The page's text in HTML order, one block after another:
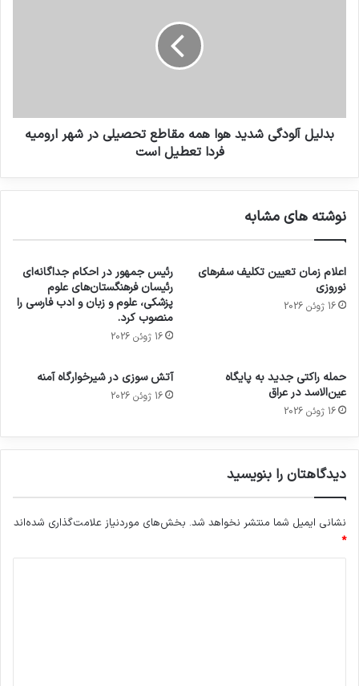
بدلیل آلودگی شدید هوا همه مقاطع تحصیلی در شهر ارومیه
فردا تعطیل است
نوشته های مشابه
اعلام زمان تعیین تکلیف سفرهای
نوروزی
16 ژوئن 2026
رئیس جمهور در احکام جداگانه‌ای
رئیسان فرهنگستان‌های علوم
پزشکی، علوم و زبان و ادب فارسی را
منصوب کرد.
16 ژوئن 2026
حمله راکتی جدید به پایگاه
عین‌الاسد در عراق
16 ژوئن 2026
آتش سوزی در شیرخوارگاه آمنه
16 ژوئن 2026
دیدگاهتان را بنویسید
نشانی ایمیل شما منتشر نخواهد شد. بخش‌های موردنیاز علامت‌گذاری شده‌اند
*